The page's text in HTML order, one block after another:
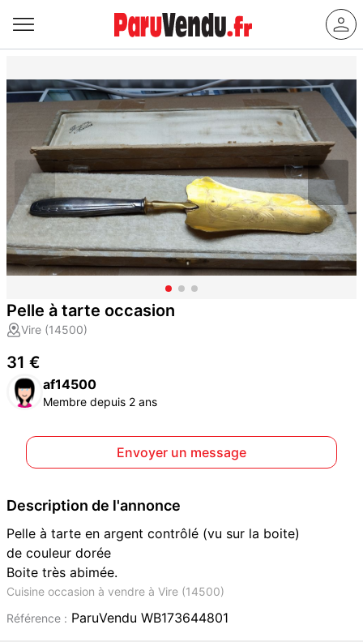
Pelle à tarte occasion
Vire (14500)
31 €
af14500
Membre depuis 2 ans
Envoyer un message
Description de l'annonce
Pelle à tarte en argent contrôlé (vu sur la boite)
de couleur dorée
Boite très abimée.
Cuisine occasion à vendre à Vire (14500)
Référence : ParuVendu WB173644801